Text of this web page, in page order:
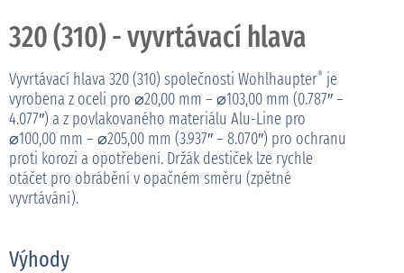
320 (310) - vyvrtávací hlava
Vyvrtávací hlava 320 (310) společnosti Wohlhaupter® je
vyrobena z oceli pro ⌀20,00 mm – ⌀103,00 mm (0.787″ –
4.077″) a z povlakovaného materiálu Alu-Line pro
⌀100,00 mm – ⌀205,00 mm (3.937″ – 8.070″) pro ochranu
proti korozi a opotřebení. Držák destiček lze rychle
otáčet pro obrábění v opačném směru (zpětné
vyvrtávání).
Výhody